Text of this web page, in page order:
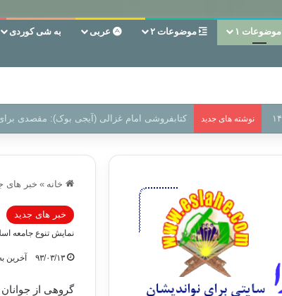
موضوعات ۱ موضوعات ۲ عربی به شی کوردی
نوشته های جدید سر دفتر فساد در زمین‌، دوری وکناره‌گیری از
خانه » خبر های
خبر های جدید
نمایش تنوع جامعه
۹۳/۰۳/۱۳ آخرین به
گروهی از